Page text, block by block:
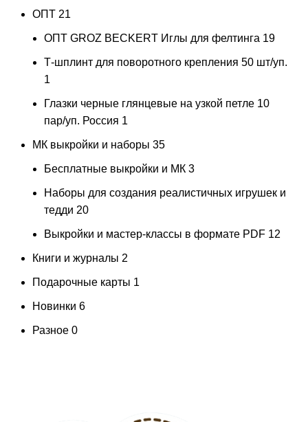
ОПТ 21
ОПТ GROZ BECKERT Иглы для фелтинга 19
Т-шплинт для поворотного крепления 50 шт/уп.
1
Глазки черные глянцевые на узкой петле 10
пар/уп. Россия 1
МК выкройки и наборы 35
Бесплатные выкройки и МК 3
Наборы для создания реалистичных игрушек и
тедди 20
Выкройки и мастер-классы в формате PDF 12
Книги и журналы 2
Подарочные карты 1
Новинки 6
Разное 0